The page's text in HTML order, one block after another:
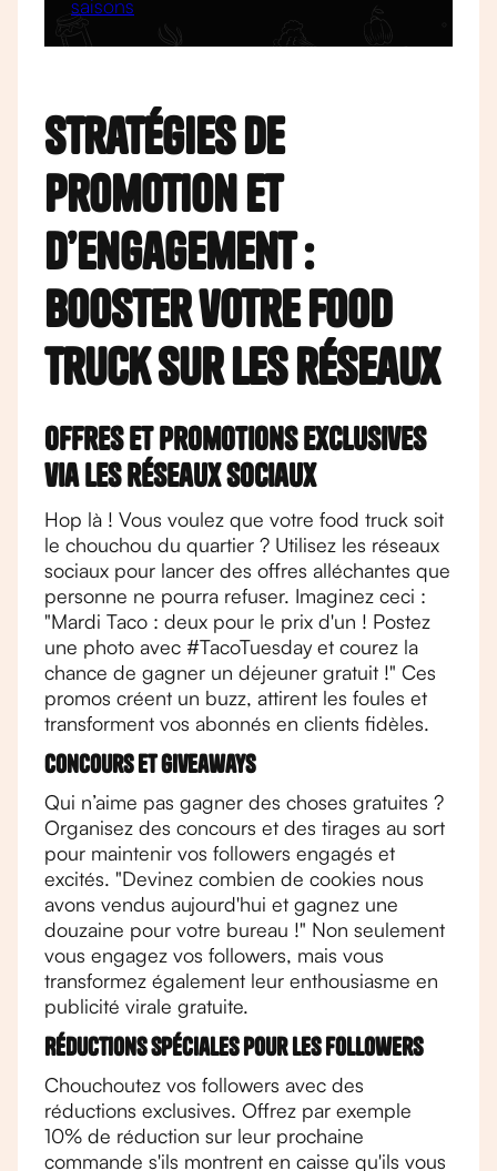
saisons
Stratégies de
promotion et
d’engagement :
booster votre food
truck sur les réseaux
Offres et promotions exclusives
via les réseaux sociaux
Hop là ! Vous voulez que votre food truck soit
le chouchou du quartier ? Utilisez les réseaux
sociaux pour lancer des offres alléchantes que
personne ne pourra refuser. Imaginez ceci :
"Mardi Taco : deux pour le prix d'un ! Postez
une photo avec #TacoTuesday et courez la
chance de gagner un déjeuner gratuit !" Ces
promos créent un buzz, attirent les foules et
transforment vos abonnés en clients fidèles.
Concours et giveaways
Qui n’aime pas gagner des choses gratuites ?
Organisez des concours et des tirages au sort
pour maintenir vos followers engagés et
excités. "Devinez combien de cookies nous
avons vendus aujourd'hui et gagnez une
douzaine pour votre bureau !" Non seulement
vous engagez vos followers, mais vous
transformez également leur enthousiasme en
publicité virale gratuite.
Réductions spéciales pour les followers
Chouchoutez vos followers avec des
réductions exclusives. Offrez par exemple
10% de réduction sur leur prochaine
commande s'ils montrent en caisse qu'ils vous